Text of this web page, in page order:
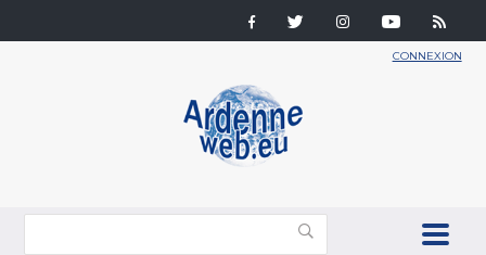
CONNEXION